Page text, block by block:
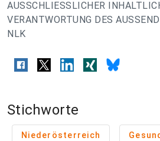
AUSSCHLIESSLICHER
VERANTWORTUNG DES
NLK
Stichworte
Niederösterreich